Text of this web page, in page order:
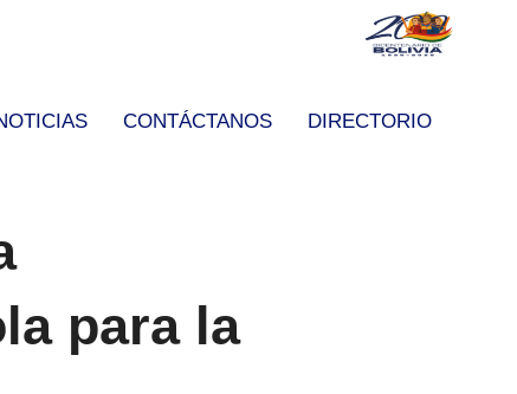
CONTÁCTANOS DIRECTORIO
para la